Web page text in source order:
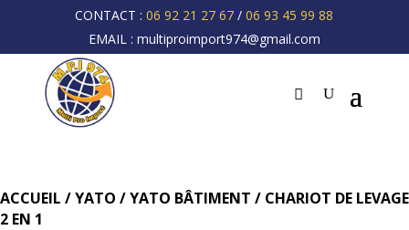
CONTACT :06 92 21 27 67 /06 93 45 99 88
EMAIL : multiproimport974@gmail.com
ACCUEIL /YATO /YATO BÂTIMENT / CHARIOT DE LEVAGE
2 EN 1